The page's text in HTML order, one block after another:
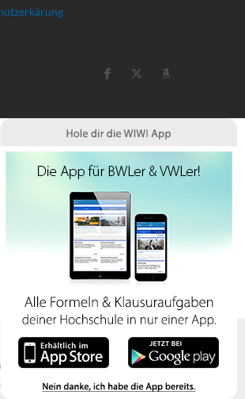
verwendet Cookies. Indem
und ihre Angebote nutzen
navigieren, akzeptieren Sie diese